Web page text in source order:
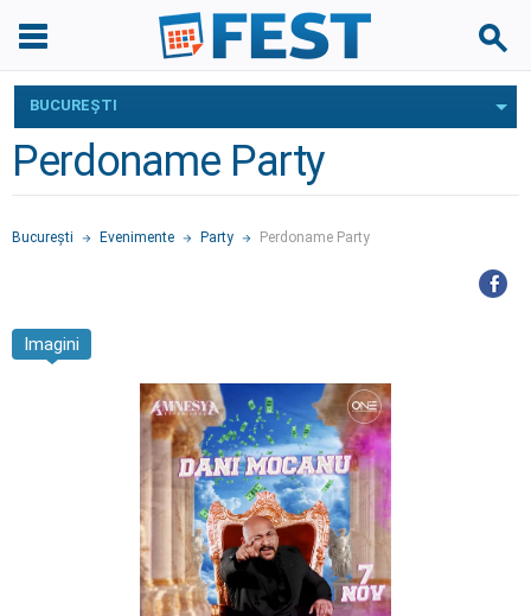
BUCUREŞTI
Perdoname Party
Bucureşti Evenimente Party Perdoname Party
Imagini